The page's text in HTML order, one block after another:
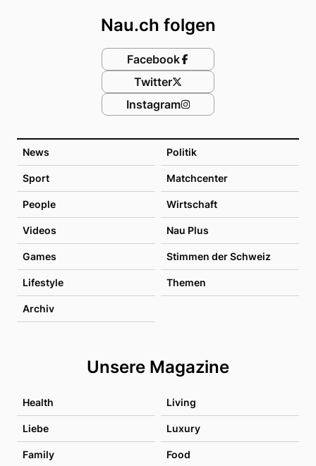
News Politik
Sport Matchcenter
People Wirtschaft
Videos Nau Plus
Games Stimmen der Schweiz
Lifestyle Themen
Archiv
Unsere Magazine
Health Living
Liebe Luxury
Family Food
Nau.ch folgen
Facebook
Twitter
Instagram